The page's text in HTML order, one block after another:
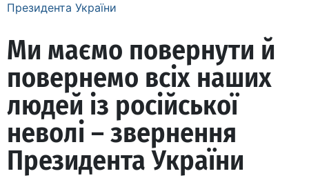
Президента України
Ми маємо повернути й
повернемо всіх наших
людей із російської
неволі – звернення
Президента України